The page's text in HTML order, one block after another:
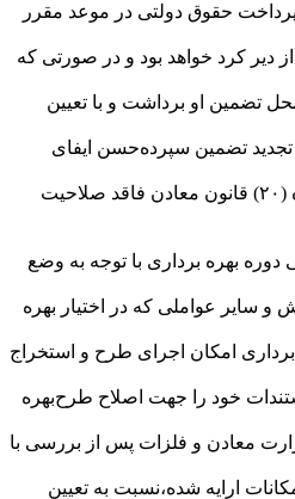
از پرداخت حقوق دولتی در موعد مقرر
کرد خواهد بود و در صورتی که
تضمین او برداشت و با تعیین
تجدید تضمین سپرده‌حسن ایفای
غیر این صورت طبق مفاد ماده (۲۰) قانون معادن فاقد صلاحیت
طی دوره بهره برداری با توجه به وضع
و سایر عواملی که در اختیار بهره
برداری امکان اجرای طرح و استخراج
خود را جهت اصلاح طرح‌بهره
معادن و فلزات پس از بررسی با
ارایه شده،‌نسبت به تعیین